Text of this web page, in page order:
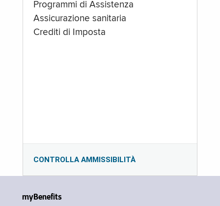
Programmi di Assistenza
Assicurazione sanitaria
Crediti di Imposta
CONTROLLA AMMISSIBILITÀ
myBenefits